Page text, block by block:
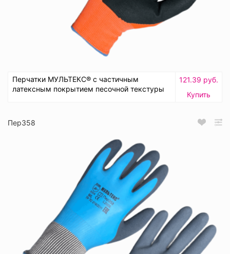
Перчатки МУЛЬТЕКС® с частичным
латексным покрытием песочной текстуры
121.39 руб.
Купить
Пер358